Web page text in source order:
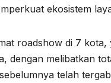
ekosistem
roadshow di 7
dengan melibatkan
telah